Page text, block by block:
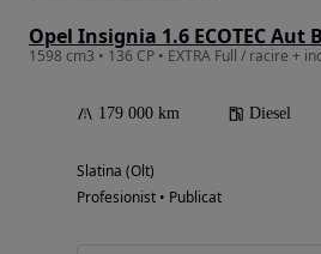
179 000 km Diesel
Slatina (Olt)
Profesionist • Publicat